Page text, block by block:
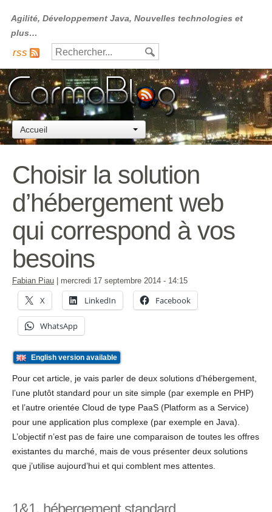
Agilité, Développement Java, Nouvelles technologies et
plus…
rss
Accueil
Choisir la solution
d’hébergement web
qui correspond à vos
besoins
Fabian Piau mercredi 17 septembre 2014 - 14:15
X LinkedIn Facebook
WhatsApp
English version available
Pour cet article, je vais parler de deux solutions d’hébergement,
l’une plutôt standard pour un site simple (par exemple en PHP)
et l’autre orientée Cloud de type PaaS (Platform as a Service)
pour une application plus complexe (par exemple en Java).
L’objectif n’est pas de faire une comparaison de toutes les offres
existantes du marché, mais de vous présenter deux solutions
que j’utilise aujourd’hui et qui comblent mes attentes.